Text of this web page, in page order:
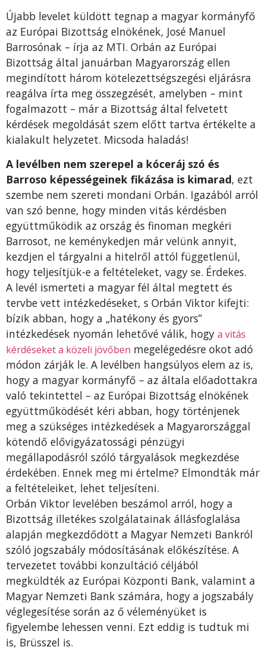
Újabb levelet küldött tegnap a magyar kormányfő
az Európai Bizottság elnökének, José Manuel
Barrosónak – írja az MTI. Orbán az Európai
Bizottság által januárban Magyarország ellen
megindított három kötelezettségszegési eljárásra
reagálva írta meg összegzését, amelyben – mint
fogalmazott – már a Bizottság által felvetett
kérdések megoldását szem előtt tartva értékelte a
kialakult helyzetet. Micsoda haladás!
A levélben nem szerepel a kóceráj szó és
Barroso képességeinek fikázása is kimarad, ezt
szembe nem szereti mondani Orbán. Igazából arról
van szó benne, hogy minden vitás kérdésben
együttműködik az ország és finoman megkéri
Barrosot, ne keménykedjen már velünk annyit,
kezdjen el tárgyalni a hitelről attól függetlenül,
hogy teljesítjük-e a feltételeket, vagy se. Érdekes.
A levél ismerteti a magyar fél által megtett és
tervbe vett intézkedéseket, s Orbán Viktor kifejti:
bízik abban, hogy a „hatékony és gyors”
intézkedések nyomán lehetővé válik, hogy a vitás
kérdéseket a közeli jövőben megelégedésre okot adó
módon zárják le. A levélben hangsúlyos elem az is,
hogy a magyar kormányfő – az általa előadottakra
való tekintettel – az Európai Bizottság elnökének
együttműködését kéri abban, hogy történjenek
meg a szükséges intézkedések a Magyarországgal
kötendő elővigyázatossági pénzügyi
megállapodásról szóló tárgyalások megkezdése
érdekében. Ennek meg mi értelme? Elmondták már
a feltételeiket, lehet teljesíteni.
Orbán Viktor levelében beszámol arról, hogy a
Bizottság illetékes szolgálatainak állásfoglalása
alapján megkezdődött a Magyar Nemzeti Bankról
szóló jogszabály módosításának előkészítése. A
tervezetet további konzultáció céljából
megküldték az Európai Központi Bank, valamint a
Magyar Nemzeti Bank számára, hogy a jogszabály
véglegesítése során az ő véleményüket is
figyelembe lehessen venni. Ezt eddig is tudtuk mi
is, Brüsszel is.